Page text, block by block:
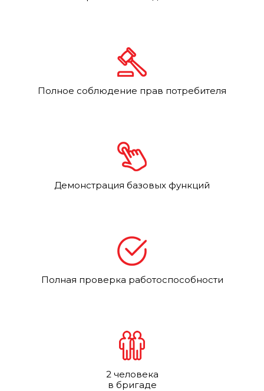
Полное соблюдение прав потребителя
Демонстрация базовых функций
Полная проверка работоспособности
2 человека
в бригаде